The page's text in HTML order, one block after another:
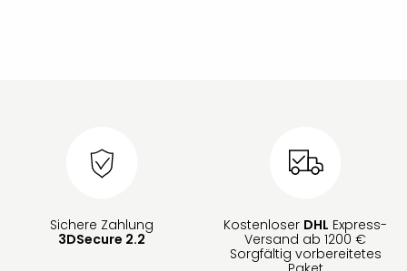
Sichere Zahlung
3DSecure 2.2
Kostenloser DHL Express-
Versand ab 1200 €
Sorgfältig vorbereitetes